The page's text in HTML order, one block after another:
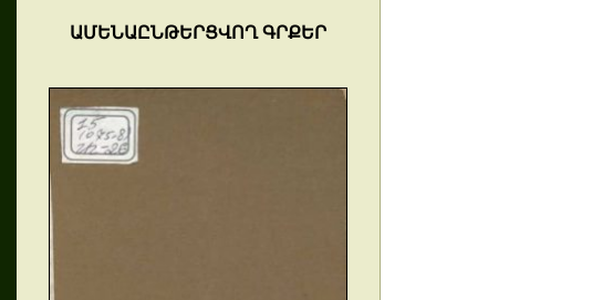
ԱՄԵՆԱԸՆԹԵՐՑՎՈՂ ԳՐՔԵՐ